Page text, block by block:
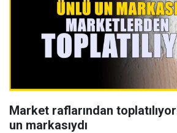
Market raflarından
un markasıydı